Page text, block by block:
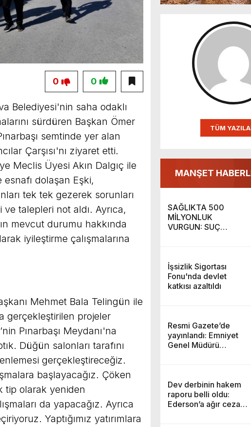
TÜM
MANŞET
SAĞLIKTA 500
MİLYONLUK
VURGUN: SUÇ
İşsizlik Sigortası
Fonu'nda devlet
katkısı azaltıldı
Resmi Gazete’de
yayınlandı: Emniyet
Genel Müdürü
Dev derbinin hakem
raporu belli oldu:
Ederson’a ağır ceza
0
0
Belediyesi'nin saha odaklı
sürdüren Başkan Ömer
semtinde yer alan
Çarşısı'nı ziyaret etti.
Meclis Üyesi Akın Dalgıç ile
esnafı dolaşan Eşki,
tek tek gezerek sorunları
ve talepleri not aldı. Ayrıca,
mevcut durumu hakkında
iyileştirme çalışmalarına
Mehmet Bala Telingün ile
gerçekleştirilen projeler
Pınarbaşı Meydanı'na
Düğün salonları tarafını
gerçekleştireceğiz.
başlayacağız. Çöken
tip olarak yeniden
da yapacağız. Ayrıca
Yaptığımız yatırımlara